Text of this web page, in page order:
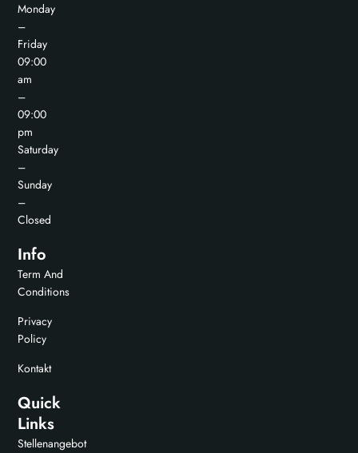
Monday
–
Friday
09:00
am
–
09:00
pm
Saturday
–
Sunday
–
Closed
Info
Term And
Conditions
Privacy
Policy
Kontakt
Quick
Links
Stellenangebot